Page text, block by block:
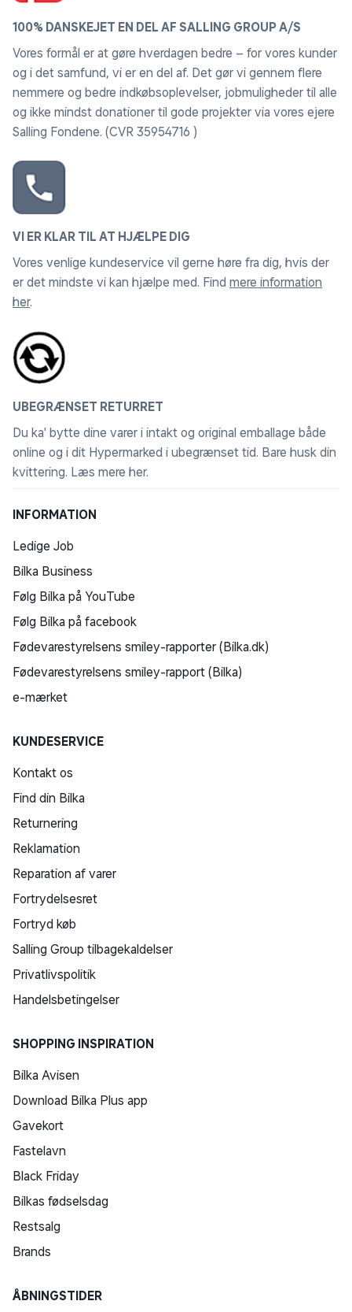
100% DANSKEJET EN DEL AF SALLING GROUP A/S
Vores formål er at gøre hverdagen bedre – for vores kunder
og i det samfund, vi er en del af. Det gør vi gennem flere
nemmere og bedre indkøbsoplevelser, jobmuligheder til alle
og ikke mindst donationer til gode projekter via vores ejere
Salling Fondene. (CVR 35954716 )
VI ER KLAR TIL AT HJÆLPE DIG
Vores venlige kundeservice vil gerne høre fra dig, hvis der
er det mindste vi kan hjælpe med. Find mere information
her.
UBEGRÆNSET RETURRET
Du ka' bytte dine varer i intakt og original emballage både
online og i dit Hypermarked i ubegrænset tid. Bare husk din
kvittering. Læs mere her.
INFORMATION
Ledige Job
Bilka Business
Følg Bilka på YouTube
Følg Bilka på facebook
Fødevarestyrelsens smiley-rapporter (Bilka.dk)
Fødevarestyrelsens smiley-rapport (Bilka)
e-mærket
KUNDESERVICE
Kontakt os
Find din Bilka
Returnering
Reklamation
Reparation af varer
Fortrydelsesret
Fortryd køb
Salling Group tilbagekaldelser
Privatlivspolitik
Handelsbetingelser
SHOPPING INSPIRATION
Bilka Avisen
Download Bilka Plus app
Gavekort
Fastelavn
Black Friday
Bilkas fødselsdag
Restsalg
Brands
ÅBNINGSTIDER